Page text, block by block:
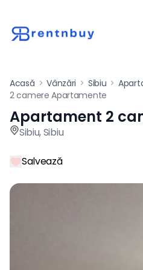
Acasă > Vânzări > Sibiu >
2 camere Apartamente
Apartament
Apartament 2
Sibiu,Sibiu
Salvează